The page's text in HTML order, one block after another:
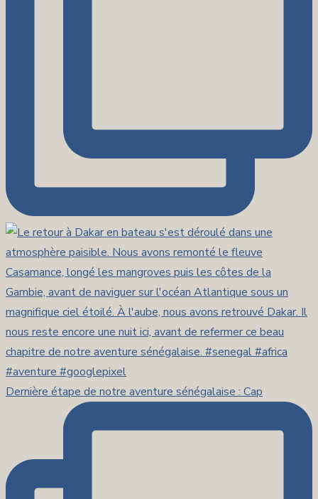
Dernière étape de notre aventure sénégalaise : Cap